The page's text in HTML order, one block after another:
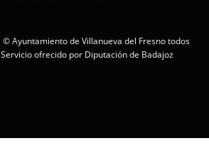
© Ayuntamiento de Villanueva del Fresno todos
Servicio ofrecido por Diputación de Badajoz